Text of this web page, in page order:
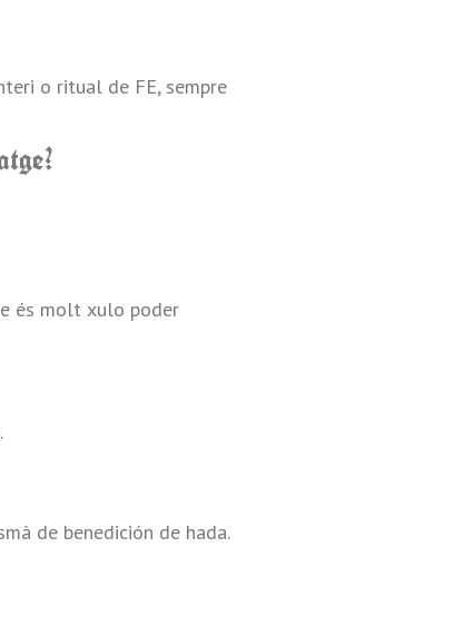
o ritual de FE, sempre
és molt xulo poder
de benedición de hada.